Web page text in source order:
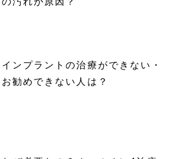
インプラントの治療ができない・
お勧めできない人は？